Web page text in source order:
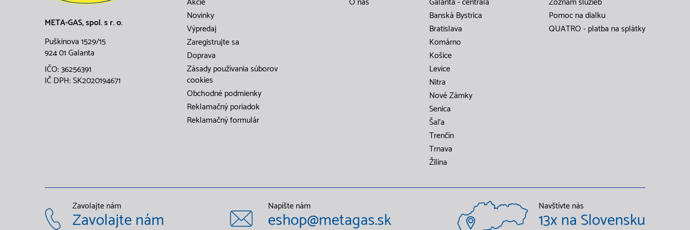
META-GAS, spol. s r. o.
Puškinova 1529/15
924 01 Galanta
IČO: 36256391
IČ DPH: SK2020194671
Novinky
Výpredaj
Zaregistrujte sa
Doprava
Zásady používania súborov
cookies
Obchodné podmienky
Reklamačný poriadok
Reklamačný formulár
Banská Bystrica
Bratislava
Komárno
Košice
Levice
Nitra
Nové Zámky
Senica
Šaľa
Trenčín
Trnava
Žilina
Pomoc na dialku
QUATRO - platba na splátky
Zavolajte nám
Zavolajte nám
Napíšte nám
eshop@metagas.sk
Navštívte nás
13x na Slovensku